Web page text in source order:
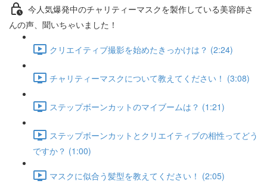
今人気爆発中のチャリティーマスクを製作している美容師さ
んの声、聞いちゃいました！
クリエイティブ撮影を始めたきっかけは？ (2:24)
チャリティーマスクについて教えてください！ (3:08)
ステップボーンカットのマイブームは？ (1:21)
ステップボーンカットとクリエイティブの相性ってどう
ですか？ (1:00)
マスクに似合う髪型を教えてください！ (2:05)